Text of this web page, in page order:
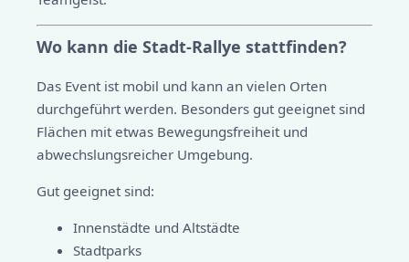
Wo kann die Stadt-Rallye stattfinden?
Das Event ist mobil und kann an vielen Orten
durchgeführt werden. Besonders gut geeignet sind
Flächen mit etwas Bewegungsfreiheit und
abwechslungsreicher Umgebung.
Gut geeignet sind:
Innenstädte und Altstädte
Stadtparks